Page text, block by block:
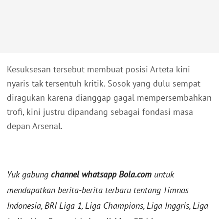
Kesuksesan tersebut membuat posisi Arteta kini
nyaris tak tersentuh kritik. Sosok yang dulu sempat
diragukan karena dianggap gagal mempersembahkan
trofi, kini justru dipandang sebagai fondasi masa
depan Arsenal.
Yuk gabung channel whatsapp Bola.com untuk
mendapatkan berita-berita terbaru tentang Timnas
Indonesia, BRI Liga 1, Liga Champions, Liga Inggris, Liga